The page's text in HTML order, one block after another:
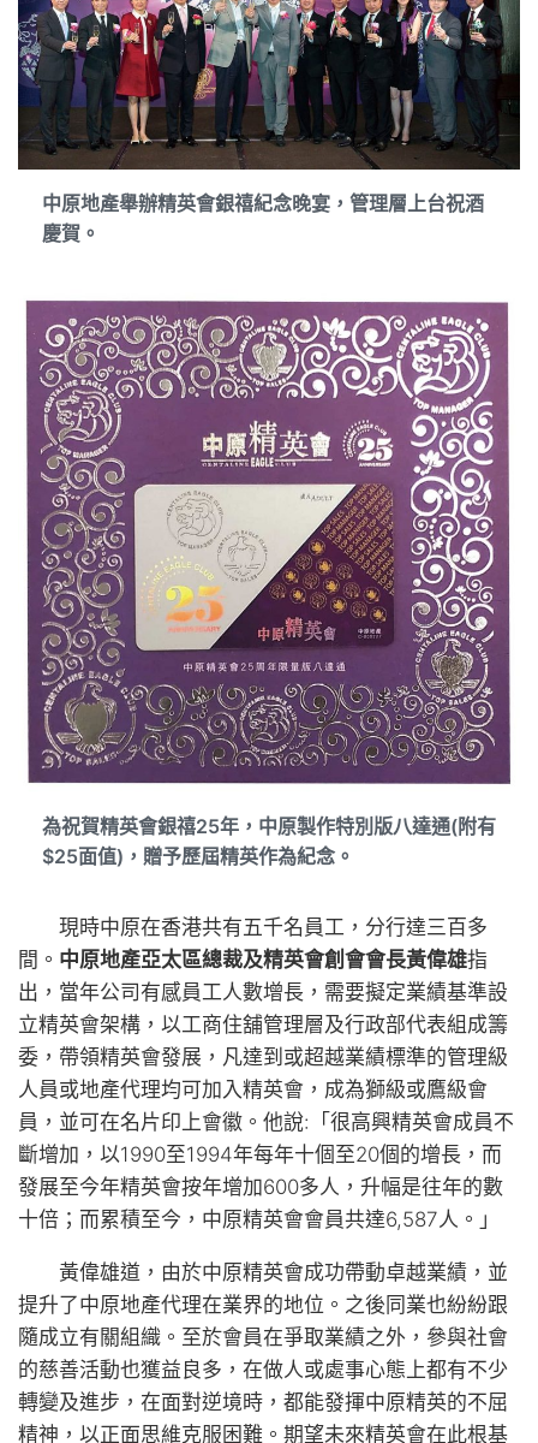
中原地產舉辦精英會銀禧紀念晚宴，管理層上台祝酒
慶賀。
為祝賀精英會銀禧25年，中原製作特別版八達通(附有
$25面值)，贈予歷屆精英作為紀念。
現時中原在香港共有五千名員工，分行達三百多
間。 中原地產亞太區總裁及精英會創會會長黃偉雄指
出，當年公司有感員工人數增長，需要擬定業績基準設
立精英會架構，以工商住舖管理層及行政部代表組成籌
委，帶領精英會發展，凡達到或超越業績標準的管理級
人員或地產代理均可加入精英會，成為獅級或鷹級會
員，並可在名片印上會徽。他說:「很高興精英會成員不
斷增加，以1990至1994年每年十個至20個的增長，而
發展至今年精英會按年增加600多人，升幅是往年的數
十倍；而累積至今，中原精英會會員共達6,587人。」
黃偉雄道，由於中原精英會成功帶動卓越業績，並
提升了中原地產代理在業界的地位。之後同業也紛紛跟
隨成立有關組織。至於會員在爭取業績之外，參與社會
的慈善活動也獲益良多，在做人或處事心態上都有不少
轉變及進步，在面對逆境時，都能發揮中原精英的不屈
精神，以正面思維克服困難。期望未來精英會在此根基